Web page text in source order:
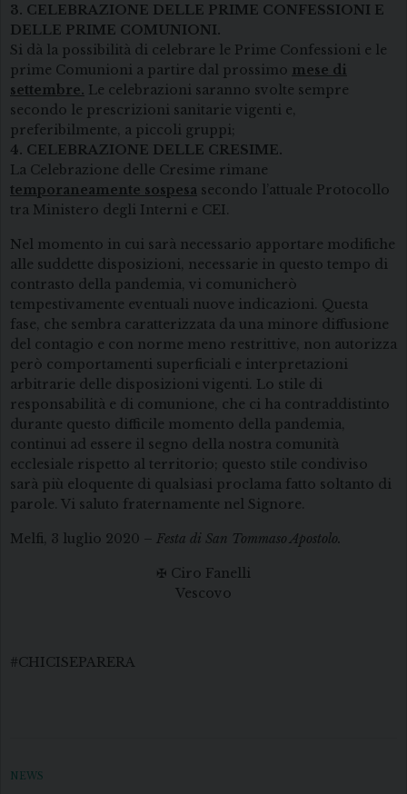
3. CELEBRAZIONE DELLE PRIME CONFESSIONI E
DELLE PRIME COMUNIONI.
Si dà la possibilità di celebrare le Prime Confessioni e le
prime Comunioni a partire dal prossimo mese di
settembre. Le celebrazioni saranno svolte sempre
secondo le prescrizioni sanitarie vigenti e,
preferibilmente, a piccoli gruppi;
4. CELEBRAZIONE DELLE CRESIME.
La Celebrazione delle Cresime rimane
temporaneamente sospesa secondo l’attuale Protocollo
tra Ministero degli Interni e CEI.
Nel momento in cui sarà necessario apportare modifiche
alle suddette disposizioni, necessarie in questo tempo di
contrasto della pandemia, vi comunicherò
tempestivamente eventuali nuove indicazioni. Questa
fase, che sembra caratterizzata da una minore diffusione
del contagio e con norme meno restrittive, non autorizza
però comportamenti superficiali e interpretazioni
arbitrarie delle disposizioni vigenti. Lo stile di
responsabilità e di comunione, che ci ha contraddistinto
durante questo difficile momento della pandemia,
continui ad essere il segno della nostra comunità
ecclesiale rispetto al territorio; questo stile condiviso
sarà più eloquente di qualsiasi proclama fatto soltanto di
parole. Vi saluto fraternamente nel Signore.
Melfi, 3 luglio 2020 – Festa di San Tommaso Apostolo.
✠ Ciro Fanelli
Vescovo
#CHICISEPARERA
NEWS